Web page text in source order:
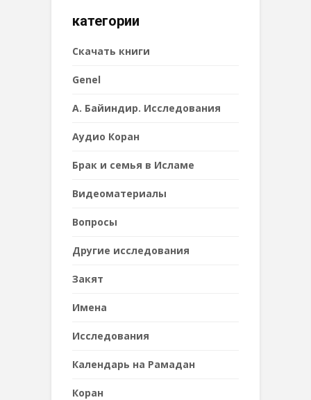
категории
Cкачать книги
Genel
А. Байиндир. Исследования
Аудио Коран
Брак и семья в Исламе
Видеоматериалы
Вопросы
Другие исследования
Закят
Имена
Исследования
Календарь на Рамадан
Коран